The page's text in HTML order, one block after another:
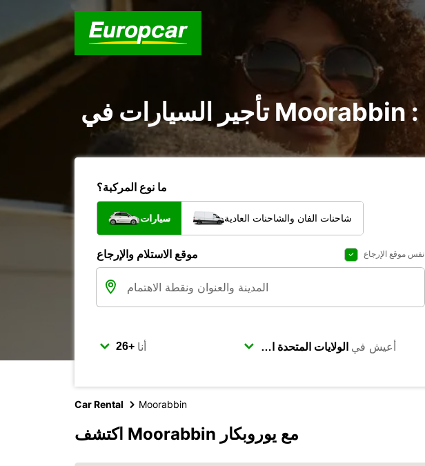
ما نوع المركبة؟
سيارات شاحنات الفان والشاحنات العادية
موقع الاستلام والإرجاع نفس موقع الإرجاع
أنا أعيش في
Car Rental Moorabbin
اكتشف Moorabbin مع يوروبكار